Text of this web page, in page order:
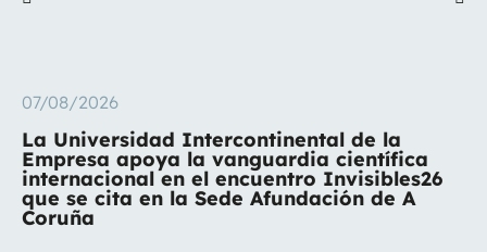
07/08/2026
La Universidad Intercontinental de la
Empresa apoya la vanguardia científica
internacional en el encuentro Invisibles26
que se cita en la Sede Afundación de A
Coruña